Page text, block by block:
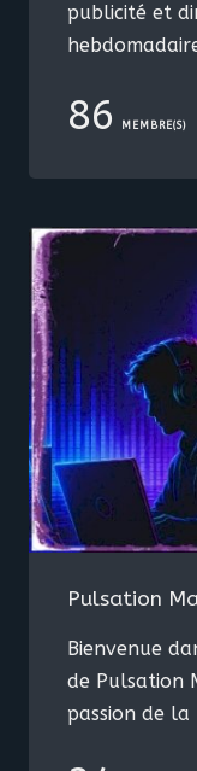
publicité et
86 MEMBRE(S)
Pulsation
Bienvenue
de Pulsation Maxi !
passion de la